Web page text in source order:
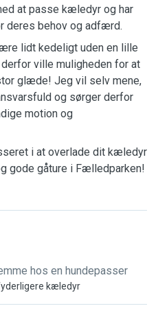
at passe kæledyr og har
deres behov og adfærd.
lidt kedeligt uden en lille
derfor ville muligheden for at
glæde! Jeg vil selv mene,
og sørger derfor
motion og
i at overlade dit kæledyr
gode gåture i Fælledparken!
hos en hundepasser
kæledyr